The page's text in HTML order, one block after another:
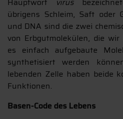
übrigens Schleim, Saft oder
und DNA sind die zwei
von Erbgutmolekülen, die wir
es einfach aufgebaute
synthetisiert werden
lebenden Zelle haben beide
Funktionen.
Basen-Code des Lebens